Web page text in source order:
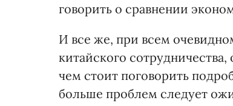
говорить о сравнении
И все же, при всем
китайского
чем стоит поговорить
больше проблем следует